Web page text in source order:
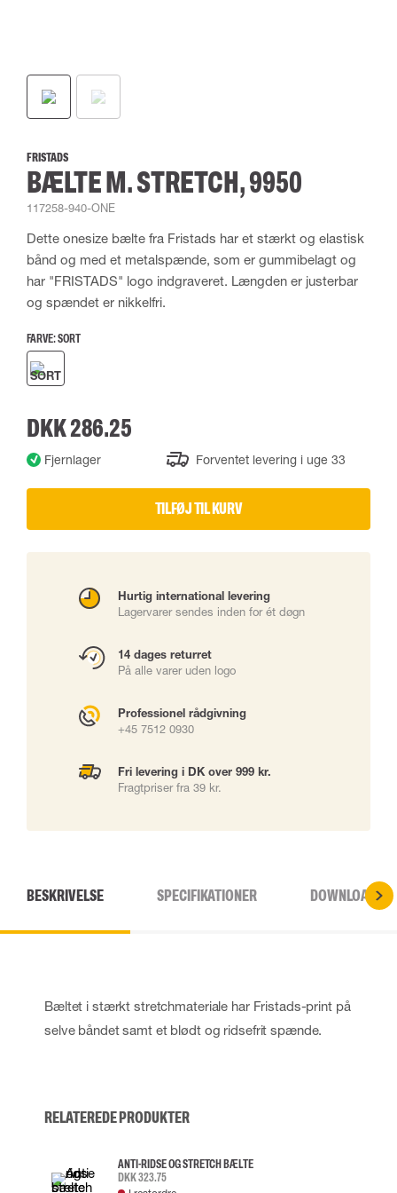
FRISTADS
BÆLTE M. STRETCH, 9950
117258-940-ONE
Dette onesize bælte fra Fristads har et stærkt og elastisk
bånd og med et metalspænde, som er gummibelagt og
har "FRISTADS" logo indgraveret. Længden er justerbar
og spændet er nikkelfri.
FARVE:SORT
DKK 286.25
Fjernlager Forventet levering i uge 33
TILFØJ TIL KURV
Hurtig international levering
Lagervarer sendes inden for ét døgn
14 dages returret
På alle varer uden logo
Professionel rådgivning
+45 7512 0930
Fri levering i DK over 999 kr.
Fragtpriser fra 39 kr.
BESKRIVELSE SPECIFIKATIONER DOWNLOADS
Bæltet i stærkt stretchmateriale har Fristads-print på
selve båndet samt et blødt og ridsefrit spænde.
RELATEREDE PRODUKTER
ANTI-RIDSE OG STRETCH BÆLTE
DKK 323.75